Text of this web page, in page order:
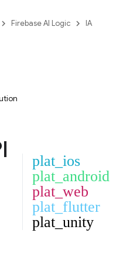
Firebase AI Logic IA
plat_ios
plat_android
plat_web
plat_flutter
plat_unity